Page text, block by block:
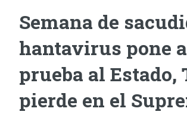
Semana de
hantavirus pone a
prueba al Estado,
pierde en el